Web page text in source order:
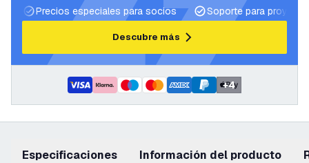
Precios especiales para socios
Soporte para
Descubre más
+4
Especificaciones información del producto